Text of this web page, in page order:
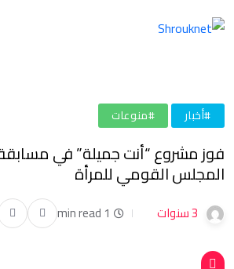
#أخبار #منوعات
فوز مشروع “أنت جميلة” في
المجلس القومي للمرأة
3 سنوات 1 min read